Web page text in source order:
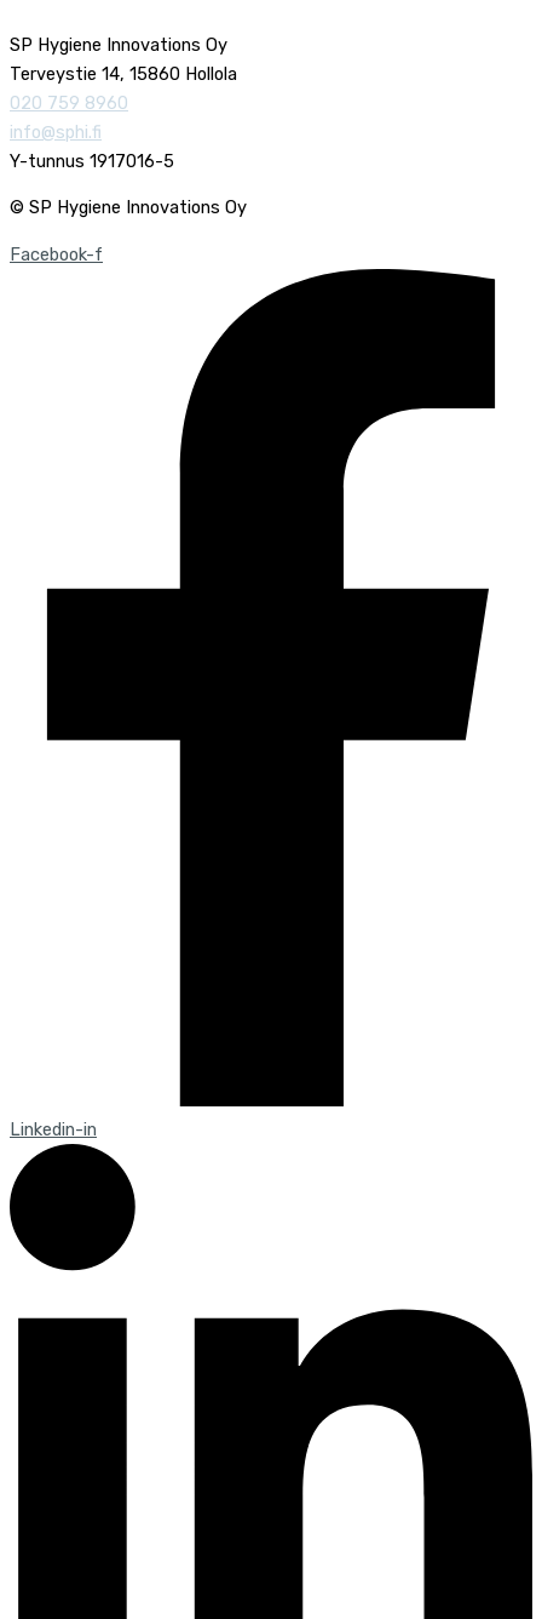
SP Hygiene Innovations Oy
Terveystie 14, 15860 Hollola
020 759 8960
info@sphi.fi
Y-tunnus 1917016-5
© SP Hygiene Innovations Oy
Facebook-f
Linkedin-in